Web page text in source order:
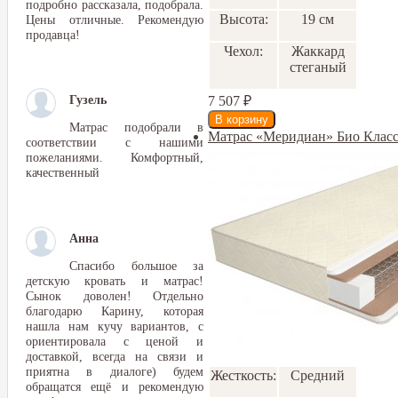
подробно рассказала, подобрала.
Цены отличные. Рекомендую
продавца!
Гузель
Матрас подобрали в
соответствии с нашими
пожеланиями. Комфортный,
качественный
Анна
Спасибо большое за
детскую кровать и матрас!
Сынок доволен! Отдельно
благодарю Карину, которая
нашла нам кучу вариантов, с
ориентировала с ценой и
доставкой, всегда на связи и
приятна в диалоге) будем
обращатся ещё и рекомендую
Высота: 19 см
Чехол:
Жаккард
стеганый
7 507 ₽
Матрас «Меридиан» Био
Жесткость: Средний